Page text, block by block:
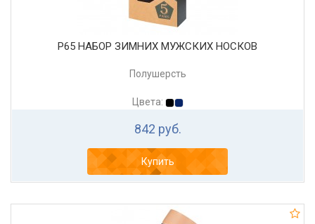
Р65 НАБОР ЗИМНИХ МУЖСКИХ НОСКОВ
Полушерсть
Цвета:
842 руб.
Купить